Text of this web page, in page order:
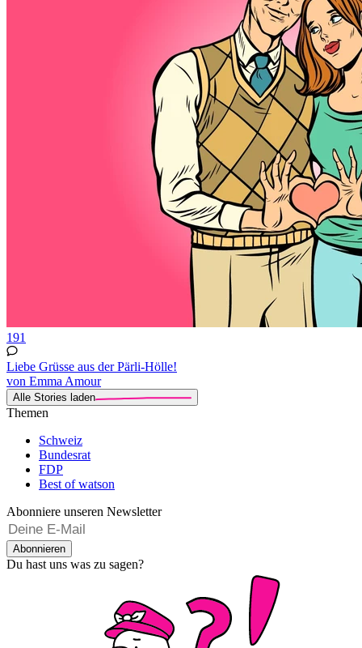
191
Liebe Grüsse aus der Pärli-Hölle!
von Emma Amour
Alle Stories laden
Themen
Schweiz
Bundesrat
FDP
Best of watson
Abonniere unseren Newsletter
Abonnieren
Du hast uns was zu sagen?